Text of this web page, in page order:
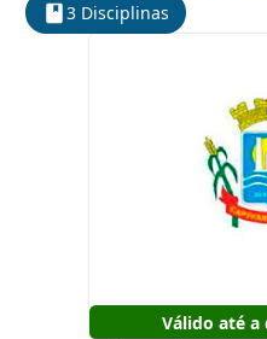
3 Disciplinas
Válido até a